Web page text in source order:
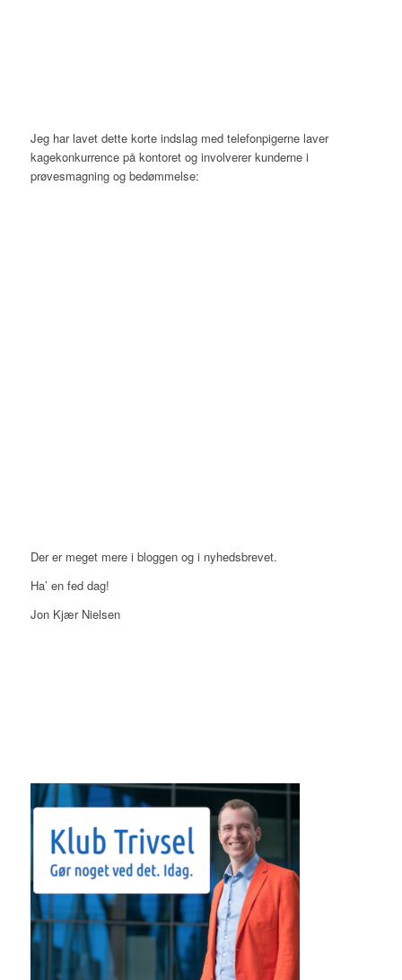
Jeg har lavet dette korte indslag med telefonpigerne laver
kagekonkurrence på kontoret og involverer kunderne i
prøvesmagning og bedømmelse:
Der er meget mere i bloggen og i nyhedsbrevet.
Ha’ en fed dag!
Jon Kjær Nielsen